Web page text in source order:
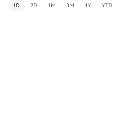
1D 7D 1M 3M 1Y YTD